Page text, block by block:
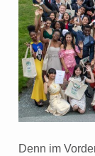
Denn im